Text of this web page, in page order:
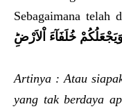
Sebagaimana telah
خُلَفَاءَ اْلاَرْضِ‌
Artinya : Atau
yang tak berdaya